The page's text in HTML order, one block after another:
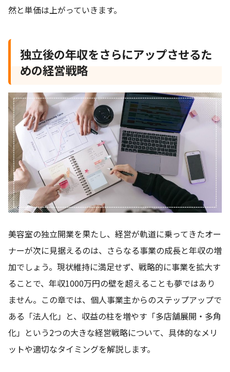
然と単価は上がっていきます。
独立後の年収をさらにアップさせるた
めの経営戦略
美容室の独立開業を果たし、経営が軌道に乗ってきたオー
ナーが次に見据えるのは、さらなる事業の成長と年収の増
加でしょう。現状維持に満足せず、戦略的に事業を拡大す
ることで、年収1000万円の壁を超えることも夢ではあり
ません。この章では、個人事業主からのステップアップで
ある「法人化」と、収益の柱を増やす「多店舗展開・多角
化」という2つの大きな経営戦略について、具体的なメリ
ットや適切なタイミングを解説します。